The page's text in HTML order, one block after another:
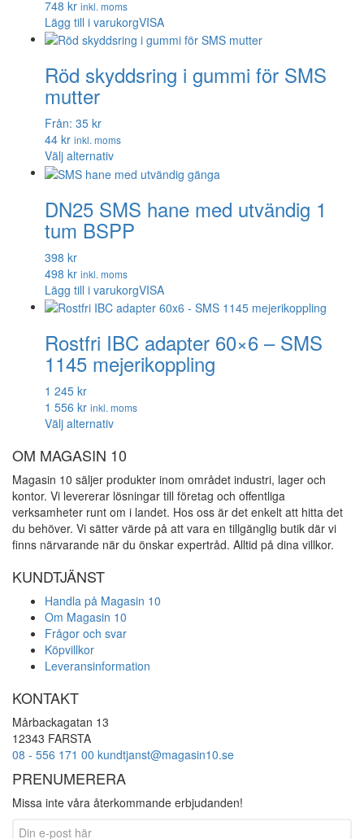
748 kr inkl. moms
Lägg till i varukorgVISA
Röd skyddsring i gummi för SMS
mutter
Från: 35 kr
44 kr inkl. moms
Välj alternativDen
här
har
flera
varianter.
olika
alternativen
kan
väljas
på
produktsidan
DN25 SMS hane med utvändig 1
tum BSPP
398 kr
498 kr inkl. moms
Lägg till i varukorgVISA
Rostfri IBC adapter 60×6 – SMS
1145 mejerikoppling
1 245 kr
1 556 kr inkl. moms
Välj alternativDen
produkten
har
flera
varianter.
De
olika
alternativen
på
produktsidan
OM MAGASIN 10
Magasin 10 säljer produkter inom området industri, lager och
kontor. Vi levererar lösningar till företag och offentliga
verksamheter runt om i landet. Hos oss är det enkelt att hitta det
du behöver. Vi sätter värde på att vara en tillgänglig butik där vi
finns närvarande när du önskar expertråd. Alltid på dina villkor.
KUNDTJÄNST
Handla på Magasin 10
Om Magasin 10
Frågor och svar
Köpvillkor
Leveransinformation
KONTAKT
Mårbackagatan 13
12343 FARSTA
08 - 556 171 00 kundtjanst@magasin10.se
PRENUMERERA
Missa inte våra återkommande erbjudanden!